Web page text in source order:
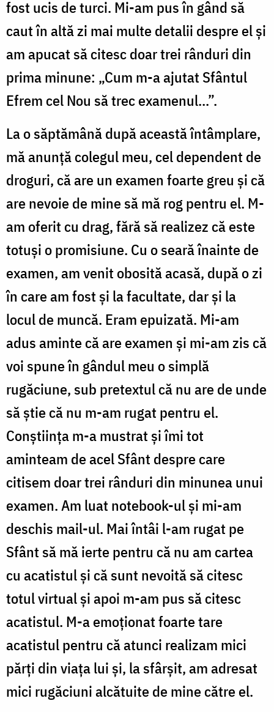
fost ucis de turci. Mi-am pus în gând să
caut în altă zi mai multe detalii despre el și
am apucat să citesc doar trei rânduri din
prima minune: „Cum m-a ajutat Sfântul
Efrem cel Nou să trec examenul...”.
La o săptămână după această întâmplare,
mă anunță colegul meu, cel dependent de
droguri, că are un examen foarte greu și că
are nevoie de mine să mă rog pentru el. M-
am oferit cu drag, fără să realizez că este
totuși o promisiune. Cu o seară înainte de
examen, am venit obosită acasă, după o zi
în care am fost și la facultate, dar și la
locul de muncă. Eram epuizată. Mi-am
adus aminte că are examen și mi-am zis că
voi spune în gândul meu o simplă
rugăciune, sub pretextul că nu are de unde
să știe că nu m-am rugat pentru el.
Conștiința m-a mustrat și îmi tot
aminteam de acel Sfânt despre care
citisem doar trei rânduri din minunea unui
examen. Am luat notebook-ul și mi-am
deschis mail-ul. Mai întâi l-am rugat pe
Sfânt să mă ierte pentru că nu am cartea
cu acatistul și că sunt nevoită să citesc
totul virtual și apoi m-am pus să citesc
acatistul. M-a emoționat foarte tare
acatistul pentru că atunci realizam mici
părți din viața lui și, la sfârșit, am adresat
mici rugăciuni alcătuite de mine către el.